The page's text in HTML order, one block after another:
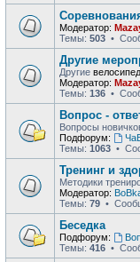
Модератор:
Темы: 503 •
Другие
Другие
Модератор:
Темы: 136 •
Вопрос -
Вопросы
Подфорум:
Темы: 1063 •
Тренинг и
Методики
Модератор:
Темы: 79 •
Беседка
Подфорум:
Темы: 416 •